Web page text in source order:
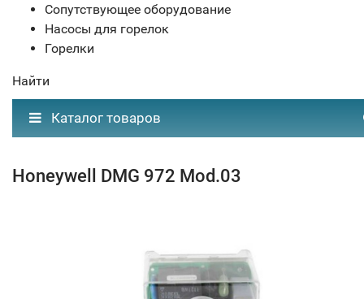
Сопутствующее оборудование
Насосы для горелок
Горелки
Найти
Каталог товаров
Honeywell DMG 972 Mod.03